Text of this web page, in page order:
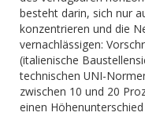
besteht darin, sich nur
konzentrieren und die
vernachlässigen:
(italienische
technischen UNI-
zwischen 10 und 20
einen